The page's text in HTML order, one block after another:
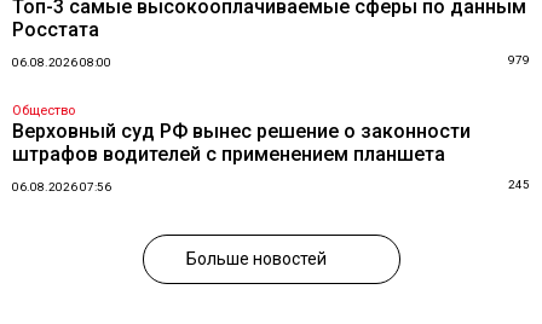
Топ-3 самые высокооплачиваемые сферы по данным
Росстата
06.08.2026 08:00 979
Общество
Верховный суд РФ вынес решение о законности
штрафов водителей с применением планшета
06.08.2026 07:56 245
Больше новостей